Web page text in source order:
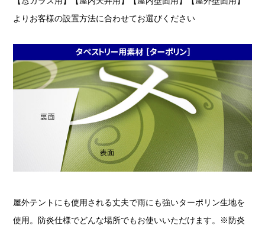
よりお客様の設置方法に合わせてお選びください
屋外テントにも使用される丈夫で雨にも強いターポリン生地を
使用。防炎仕様でどんな場所でもお使いいただけます。※防炎